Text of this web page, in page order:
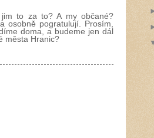
to za to? A my občané?
pogratulují. Prosím,
doma, a budeme jen dál
města Hranic?